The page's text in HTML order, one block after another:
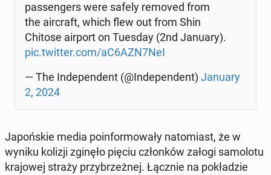
pas­sen­gers were safely removed from
the air­craft, which flew out from Shin
Chitose airport on Tuesday (2nd January).
pic.twitter.com/aC6AZN7NeI
— The In­de­pen­dent (@In­de­pen­dent) January
2, 2024
Ja­poń­skie media po­in­for­mo­wa­ły na­to­miast, że w
wyniku kolizji zginęło pięciu człon­ków załogi sa­mo­lo­tu
kra­jo­wej straży przy­brzeż­nej. Łącznie na po­kła­dzie